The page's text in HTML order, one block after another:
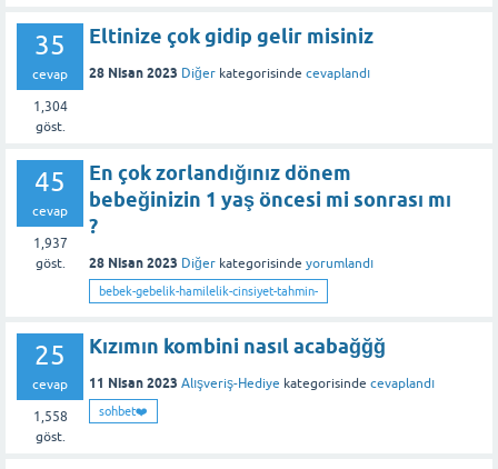
35
cevap
1,304
göst.
Eltinize çok gidip gelir misiniz
28 Nisan 2023 Diğer kategorisinde cevaplandı
45
cevap
1,937
göst.
En çok zorlandığınız dönem
bebeğinizin 1 yaş öncesi mi sonrası mı
?
28 Nisan 2023 Diğer kategorisinde yorumlandı
bebek-gebelik-hamilelik-cinsiyet-tahmin-
25
cevap
1,558
göst.
Kızımın kombini nasıl acabağğğ
11 Nisan 2023 Alışveriş-Hediye kategorisinde cevaplandı
sohbet❤️